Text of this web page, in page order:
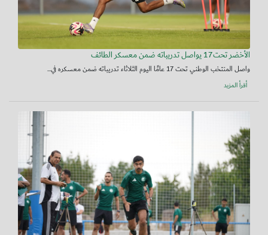
الأخضر تحت17 يواصل تدريباته ضمن معسكر الطائف
واصل المنتخب الوطني تحت 17 عامًا اليوم الثلاثاء تدريباته ضمن معسكره في...
أقرأ المزيد